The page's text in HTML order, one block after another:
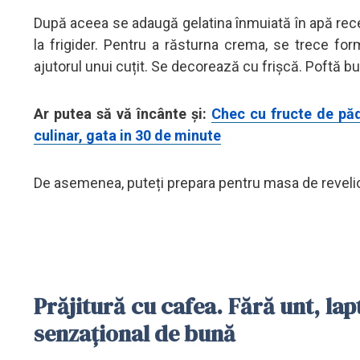
După aceea se adaugă gelatina înmuiată în apă
la frigider. Pentru a răsturna crema, se trece
ajutorul unui cuțit. Se decorează cu frișcă. Poftă
Ar putea să vă încânte și: Chec cu fructe de
culinar, gata in 30 de minute
De asemenea, puteți prepara pentru masa de
Prăjitură cu cafea. Fără unt,
senzațional de bună